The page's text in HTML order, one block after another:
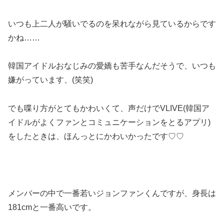
いつも上二人が騒いでるのを呆れながら見ているからです
かね……
韓国アイドルおなじみの愛嬌も苦手なんだそうで、いつも
嫌がっています、(笑笑)
でも喋り方がとてもかわいくて、声だけでVLIVE(韓国ア
イドルがよくファンとコミュニケーションをとるアプリ)
をしたときは、ほんっとにかわいかったです♡♡
メンバーの中で一番若いジョンファンくんですが、身長は
181cmと一番高いです。